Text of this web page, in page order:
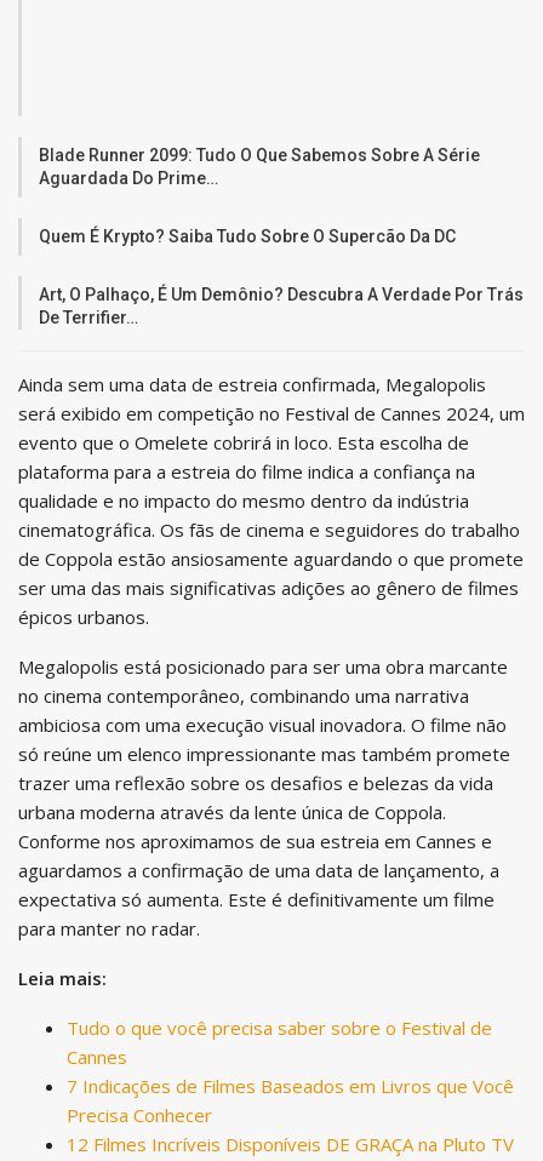
Blade Runner 2099: Tudo O Que Sabemos Sobre A Série
Aguardada Do Prime…
Quem É Krypto? Saiba Tudo Sobre O Supercão Da DC
Art, O Palhaço, É Um Demônio? Descubra A Verdade Por Trás
De Terrifier…
Ainda sem uma data de estreia confirmada, Megalopolis
será exibido em competição no Festival de Cannes 2024, um
evento que o Omelete cobrirá in loco. Esta escolha de
plataforma para a estreia do filme indica a confiança na
qualidade e no impacto do mesmo dentro da indústria
cinematográfica. Os fãs de cinema e seguidores do trabalho
de Coppola estão ansiosamente aguardando o que promete
ser uma das mais significativas adições ao gênero de filmes
épicos urbanos.
Megalopolis está posicionado para ser uma obra marcante
no cinema contemporâneo, combinando uma narrativa
ambiciosa com uma execução visual inovadora. O filme não
só reúne um elenco impressionante mas também promete
trazer uma reflexão sobre os desafios e belezas da vida
urbana moderna através da lente única de Coppola.
Conforme nos aproximamos de sua estreia em Cannes e
aguardamos a confirmação de uma data de lançamento, a
expectativa só aumenta. Este é definitivamente um filme
para manter no radar.
Leia mais:
Tudo o que você precisa saber sobre o Festival de
Cannes
7 Indicações de Filmes Baseados em Livros que Você
Precisa Conhecer
12 Filmes Incríveis Disponíveis DE GRAÇA na Pluto TV